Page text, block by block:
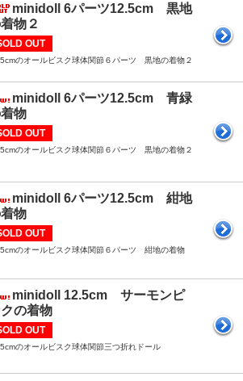
minidoll 6パーツ12.5cm 黒地
物２
OUT
のオールビスク球体関節６パーツ 黒地の着物２
minidoll 6パーツ12.5cm 青緑
物
OUT
のオールビスク球体関節６パーツ 黒地の着物２
minidoll 6パーツ12.5cm 紺地
物
OUT
のオールビスク球体関節６パーツ 紺地の着物
minidoll 12.5cm サーモンピ
の着物
OUT
のオールビスク球体関節三つ折れドール